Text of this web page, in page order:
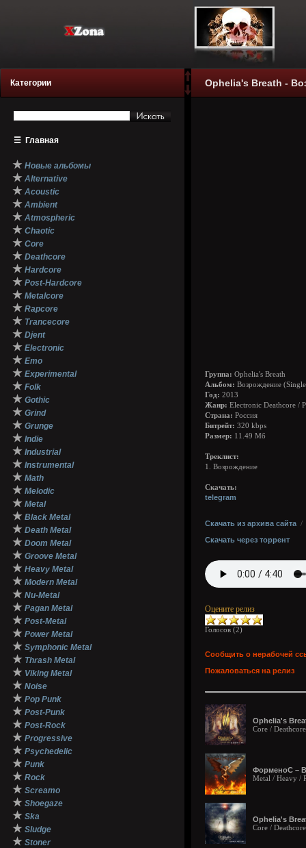
Категории
☰ Главная
★ Новые альбомы
★ Alternative
★ Acoustic
★ Ambient
★ Atmospheric
★ Chaotic
★ Core
★ Deathcore
★ Hardcore
★ Post-Hardcore
★ Metalcore
★ Rapcore
★ Trancecore
★ Djent
★ Electronic
★ Emo
★ Experimental
★ Folk
★ Gothic
★ Grind
★ Grunge
★ Indie
★ Industrial
★ Instrumental
★ Math
★ Melodic
★ Metal
★ Black Metal
★ Death Metal
★ Doom Metal
★ Groove Metal
★ Heavy Metal
★ Modern Metal
★ Nu-Metal
★ Pagan Metal
★ Post-Metal
★ Power Metal
★ Symphonic Metal
★ Thrash Metal
★ Viking Metal
★ Noise
★ Pop Punk
★ Post-Punk
★ Post-Rock
★ Progressive
★ Psychedelic
★ Punk
★ Rock
★ Screamo
★ Shoegaze
★ Ska
★ Sludge
★ Stoner
Ophelia's Breath -
Группа: Ophelia's Breath
Альбом: Возрождение
Год: 2013
Жанр: Electronic Deathcore /
Страна: Россия
Битрейт: 320 kbps
Размер: 11.49 Мб
Треклист:
1. Возрождение
Скачать:
telegram
Скачать из архива сайта /
Скачать через торрент
Оцените релиз
Голосов (2)
Сообщить о нерабочей
Пожаловаться на релиз
Ophelia's
Core /
ФорменоС –
Metal / Heavy /
Ophelia's
Core /